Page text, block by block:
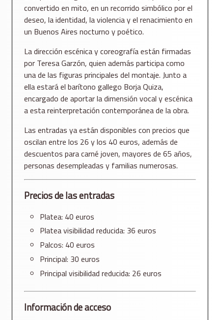
convertido en mito, en un recorrido simbólico por el
deseo, la identidad, la violencia y el renacimiento en
un Buenos Aires nocturno y poético.
La dirección escénica y coreografía están firmadas
por Teresa Garzón, quien además participa como
una de las figuras principales del montaje. Junto a
ella estará el barítono gallego Borja Quiza,
encargado de aportar la dimensión vocal y escénica
a esta reinterpretación contemporánea de la obra.
Las entradas ya están disponibles con precios que
oscilan entre los 26 y los 40 euros, además de
descuentos para carné joven, mayores de 65 años,
personas desempleadas y familias numerosas.
Precios de las entradas
Platea: 40 euros
Platea visibilidad reducida: 36 euros
Palcos: 40 euros
Principal: 30 euros
Principal visibilidad reducida: 26 euros
Información de acceso